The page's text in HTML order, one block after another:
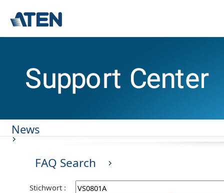
News
FAQ Search
Stichwort :